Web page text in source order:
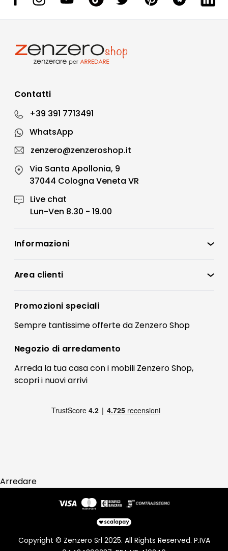
Contatti
+39 391 7713491
WhatsApp
zenzero@zenzeroshop.it
Via Santa Apollonia, 9
37044 Cologna Veneta VR
Live chat
Lun-Ven 8.30 - 19.00
Informazioni
Condizioni di vendita
Preferenze Cookies
Termini e condizioni
Contatti
FAQ
Pagamenti
Area clienti
Registrati
Il mio account
Promozioni speciali
Sempre tantissimeofferteda Zenzero Shop
Negozio di arredamento
Arreda la tua casa con i mobili Zenzero Shop,
scopri i nuovi arrivi
Arredare
Copyright © Zenzero Srl 2025. All Rights Reserved. P.IVA